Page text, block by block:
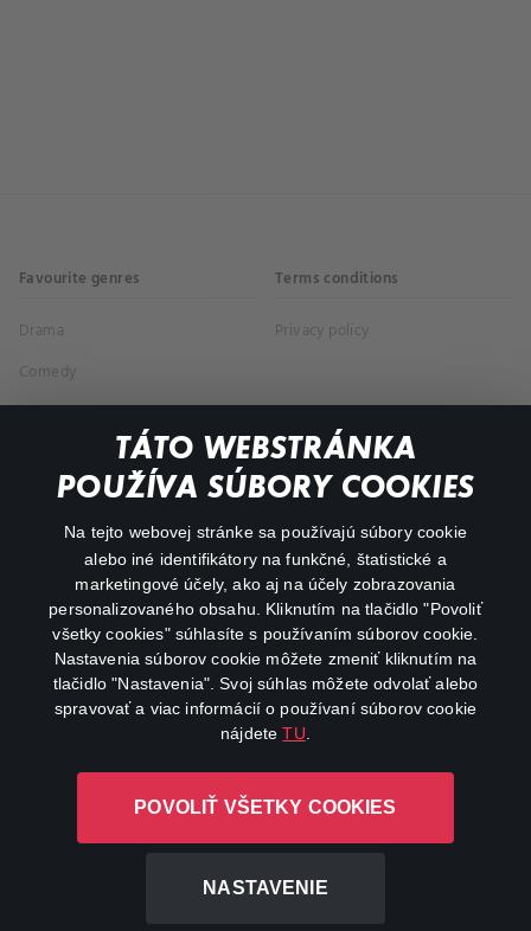
TÁTO WEBSTRÁNKA
POUŽÍVA SÚBORY COOKIES
Na tejto webovej stránke sa používajú súbory cookie
alebo iné identifikátory na funkčné, štatistické a
marketingové účely, ako aj na účely zobrazovania
personalizovaného obsahu. Kliknutím na tlačidlo "Povoliť
všetky cookies" súhlasíte s používaním súborov cookie.
Nastavenia súborov cookie môžete zmeniť kliknutím na
tlačidlo "Nastavenia". Svoj súhlas môžete odvolať alebo
spravovať a viac informácií o používaní súborov cookie
nájdeteTU
POVOLIŤ VŠETKY COOKIES
NASTAVENIE
Favourite genres
Drama
Comedy
Terms conditions
Privacy policy
My profile
Important links
Canal+ Luxembourg S. à r.l. so sídlom Rue Albert Borschette 4,